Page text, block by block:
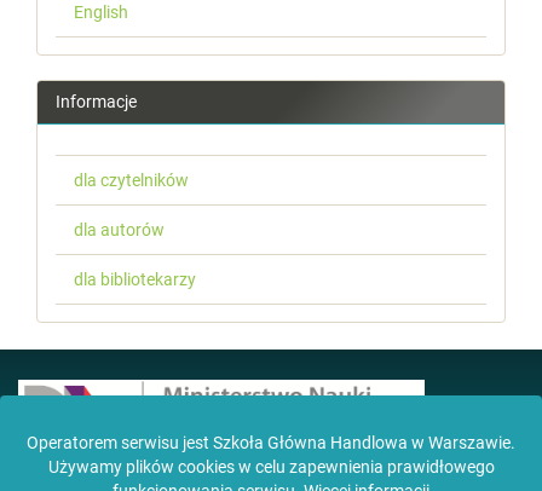
English
Informacje
dla czytelników
dla autorów
dla bibliotekarzy
Czasopismo zostało wdrożone na platformę OJS
Operatorem serwisu jest Szkoła Główna Handlowa w Warszawie.
Używamy plików cookies w celu zapewnienia prawidłowego